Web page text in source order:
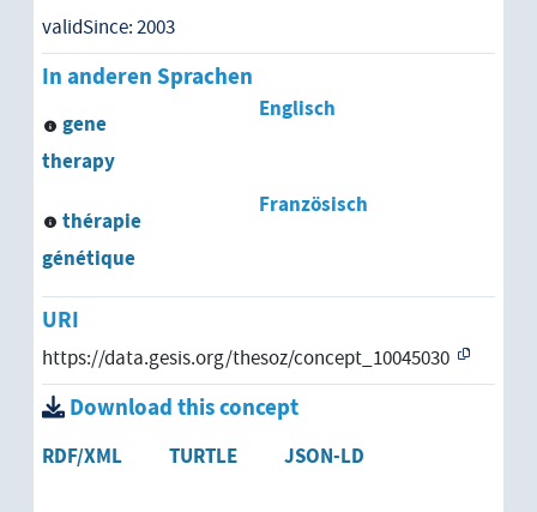
validSince: 2003
In anderen Sprachen
Englisch
gene
therapy
Französisch
thérapie
génétique
URI
https://data.gesis.org/thesoz/concept_10045030
Download this concept
RDF/XML TURTLE JSON-LD